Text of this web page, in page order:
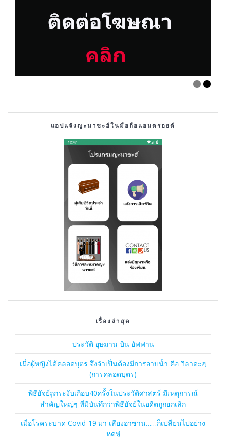
แอปแจ้งญะนาซะฮ์ในมือถือแอนดรอยด์
เรื่องล่าสุด
ประวัติ อุษมาน บิน อัฟฟาน
เมื่อผู้หญิงได้คลอดบุตร จึงจำเป็นต้องมีการอาบน้ำ คือ วิลาดะฮฺ
(การคลอดบุตร)
พิธีฮัจย์ถูกระงับเกือบ40ครั้งในประวัติศาสตร์ มีเหตุการณ์
สำคัญใหญ่ๆ ที่มีบันทึกว่าพิธีฮัจย์ในอดีตถูกยกเลิก
เมื่อโรคระบาด Covid-19 มา เสียงอาซาน……ก็เปลี่ยนไปอย่าง
หดหู่